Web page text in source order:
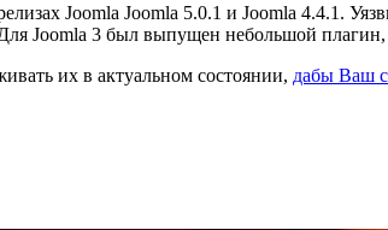
Joomla Joomla 5.0.1 и Joomla 4.4.1.
Joomla 3 был выпущен небольшой плагин,
их в актуальном состоянии, дабы Ваш